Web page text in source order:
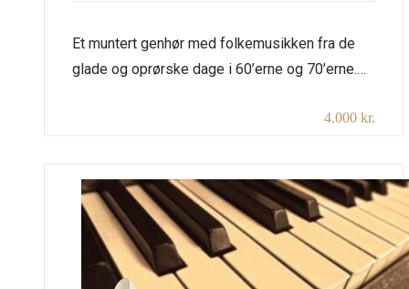
Et muntert genhør med folkemusikken fra de
glade og oprørske dage i 60’erne og 70’erne.
borgerrettighedsbevægelsen og den folkelige
Dylan, Tom Paxton, Joan Baez, Buffy Sainte-
Marie og andre at kende, som evnede at sætte
ord og melodi […]
4.000 kr.